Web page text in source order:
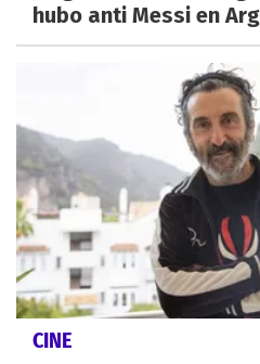
hubo anti Messi en
CINE